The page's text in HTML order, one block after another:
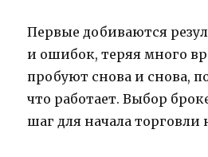
Первые добиваются
и ошибок, теряя много
пробуют снова и снова,
что работает. Выбор
шаг для начала торговли